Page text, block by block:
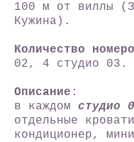
100 м от виллы
Кужина).
Количество
02, 4 студио 03.
Описание :
в каждом студио
отдельные
кондиционер,